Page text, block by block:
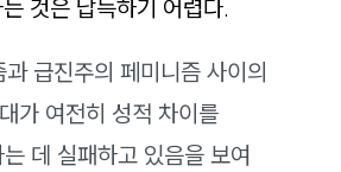
것은 납득하기 어렵다.
급진주의 페미니즘 사이의
가 여전히 성적 차이를
는 데 실패하고 있음을 보여